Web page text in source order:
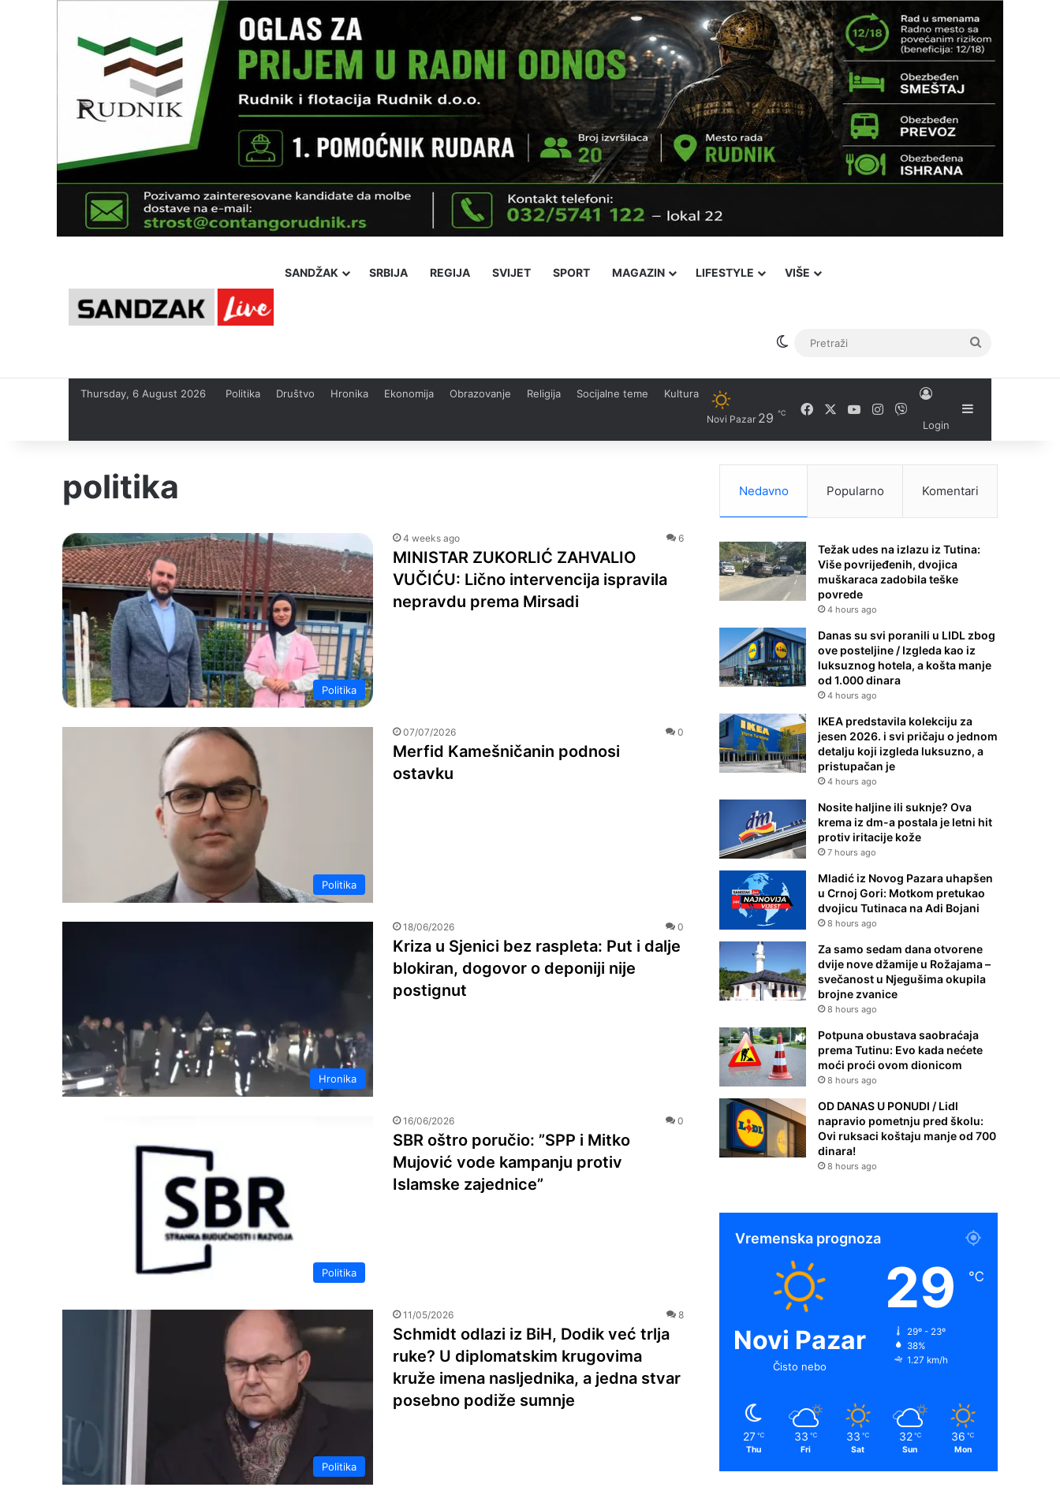
SANDŽAK SRBIJA REGIJA SVIJET SPORT MAGAZIN LIFESTYLE VIŠE
Switch skin
Thursday, 6 August 2026 Politika Društvo Hronika Ekonomija Obrazovanje Religija Socijalne teme Kultura
Novi Pazar 29 ℃ FacebookYouTubeInstagram
Viber
Login
Sidebar
politika
Politika
4 weeks ago 6
MINISTAR ZUKORLIĆ ZAHVALIO
VUČIĆU: Lično intervencija ispravila
nepravdu prema Mirsadi
Politika
07/07/2026 0
Merfid Kamešničanin podnosi
ostavku
Hronika
18/06/2026 0
Kriza u Sjenici bez raspleta: Put i dalje
blokiran, dogovor o deponiji nije
postignut
Politika
16/06/2026 0
SBR oštro poručio: ”SPP i Mitko
Mujović vode kampanju protiv
Islamske zajednice”
Politika
11/05/2026 8
Schmidt odlazi iz BiH, Dodik već trlja
ruke? U diplomatskim krugovima
kruže imena nasljednika, a jedna stvar
posebno podiže sumnje
Nedavno Popularno Komentari
Težak udes na izlazu iz Tutina:
Više povrijeđenih, dvojica
muškaraca zadobila teške
povrede
4 hours ago
Danas su svi poranili u LIDL zbog
ove posteljine / Izgleda kao iz
luksuznog hotela, a košta manje
od 1.000 dinara
4 hours ago
IKEA predstavila kolekciju za
jesen 2026. i svi pričaju o jednom
detalju koji izgleda luksuzno, a
pristupačan je
4 hours ago
Nosite haljine ili suknje? Ova
krema iz dm-a postala je letni hit
protiv iritacije kože
7 hours ago
Mladić iz Novog Pazara uhapšen
u Crnoj Gori: Motkom pretukao
dvojicu Tutinaca na Adi Bojani
8 hours ago
Za samo sedam dana otvorene
dvije nove džamije u Rožajama –
svečanost u Njegušima okupila
brojne zvanice
8 hours ago
Potpuna obustava saobraćaja
prema Tutinu: Evo kada nećete
moći proći ovom dionicom
8 hours ago
OD DANAS U PONUDI / Lidl
napravio pometnju pred školu:
Ovi ruksaci koštaju manje od 700
dinara!
8 hours ago
Vremenska prognoza
Novi Pazar
Čisto nebo
29 ℃
29º - 23º
38%
1.27 km/h
27 ℃
Thu
33 ℃
Fri
33 ℃
Sat
32 ℃
Sun
36 ℃
Mon